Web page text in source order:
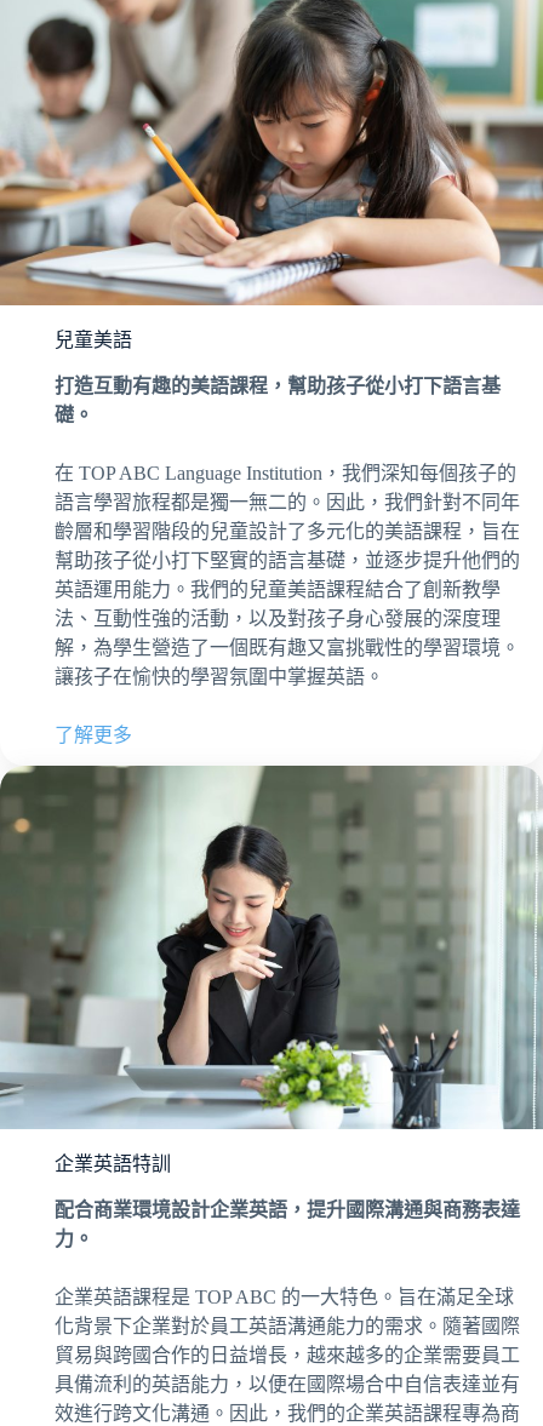
兒童美語
打造互動有趣的美語課程，幫助孩子從小打下語言基
礎。
在 TOP ABC Language Institution，我們深知每個孩子的
語言學習旅程都是獨一無二的。因此，我們針對不同年
齡層和學習階段的兒童設計了多元化的美語課程，旨在
幫助孩子從小打下堅實的語言基礎，並逐步提升他們的
英語運用能力。我們的兒童美語課程結合了創新教學
法、互動性強的活動，以及對孩子身心發展的深度理
解，為學生營造了一個既有趣又富挑戰性的學習環境。
讓孩子在愉快的學習氛圍中掌握英語。
了解更多
企業英語特訓
配合商業環境設計企業英語，提升國際溝通與商務表達
力。
企業英語課程是 TOP ABC 的一大特色。旨在滿足全球
化背景下企業對於員工英語溝通能力的需求。隨著國際
貿易與跨國合作的日益增長，越來越多的企業需要員工
具備流利的英語能力，以便在國際場合中自信表達並有
效進行跨文化溝通。因此，我們的企業英語課程專為商